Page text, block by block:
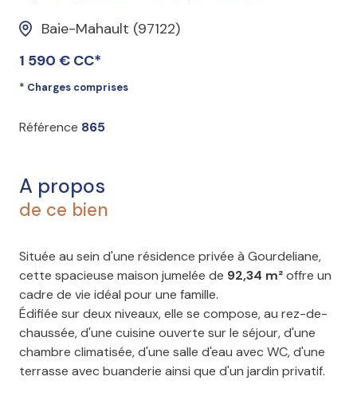
Baie-Mahault (97122)
1 590 € CC*
* Charges comprises
Référence 865
A propos
de ce bien
Située au sein d'une résidence privée à Gourdeliane,
cette spacieuse maison jumelée de 92,34 m²offre un
cadre de vie idéal pour une famille.
Édifiée sur deux niveaux, elle se compose, au rez-de-
chaussée, d'une cuisine ouverte sur le séjour, d'une
chambre climatisée, d'une salle d'eau avec WC, d'une
terrasse avec buanderie ainsi que d'un jardin privatif.